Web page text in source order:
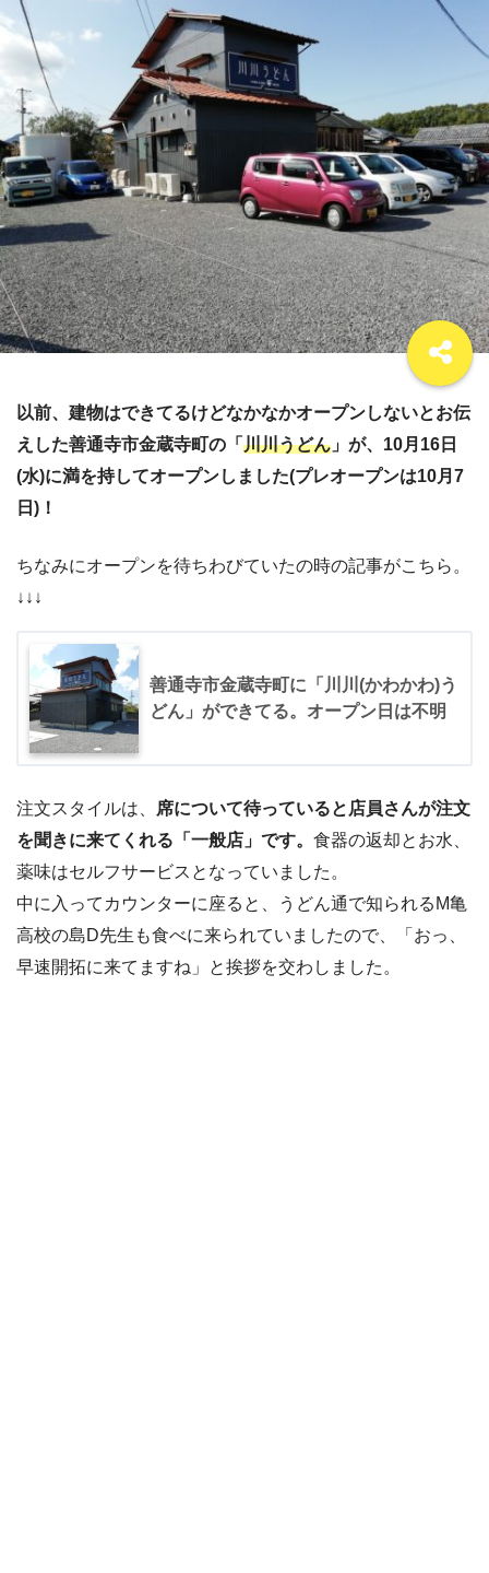
以前、建物はできてるけどなかなかオープンしないとお伝
えした善通寺市金蔵寺町の「 川川うどん 」が、10月16日
(水)に満を持してオープンしました(プレオープンは10月7
日)！
ちなみにオープンを待ちわびていたの時の記事がこちら。
↓↓↓
善通寺市金蔵寺町に「川川(かわかわ)う
どん」ができてる。オープン日は不明
注文スタイルは、
席について待っていると店員さんが注文
を聞きに来てくれる「一般店」です。 食器の返却とお水、
薬味はセルフサービスとなっていました。
中に入ってカウンターに座ると、うどん通で知られるM亀
高校の島D先生も食べに来られていましたので、「おっ、
早速開拓に来てますね」と挨拶を交わしました。